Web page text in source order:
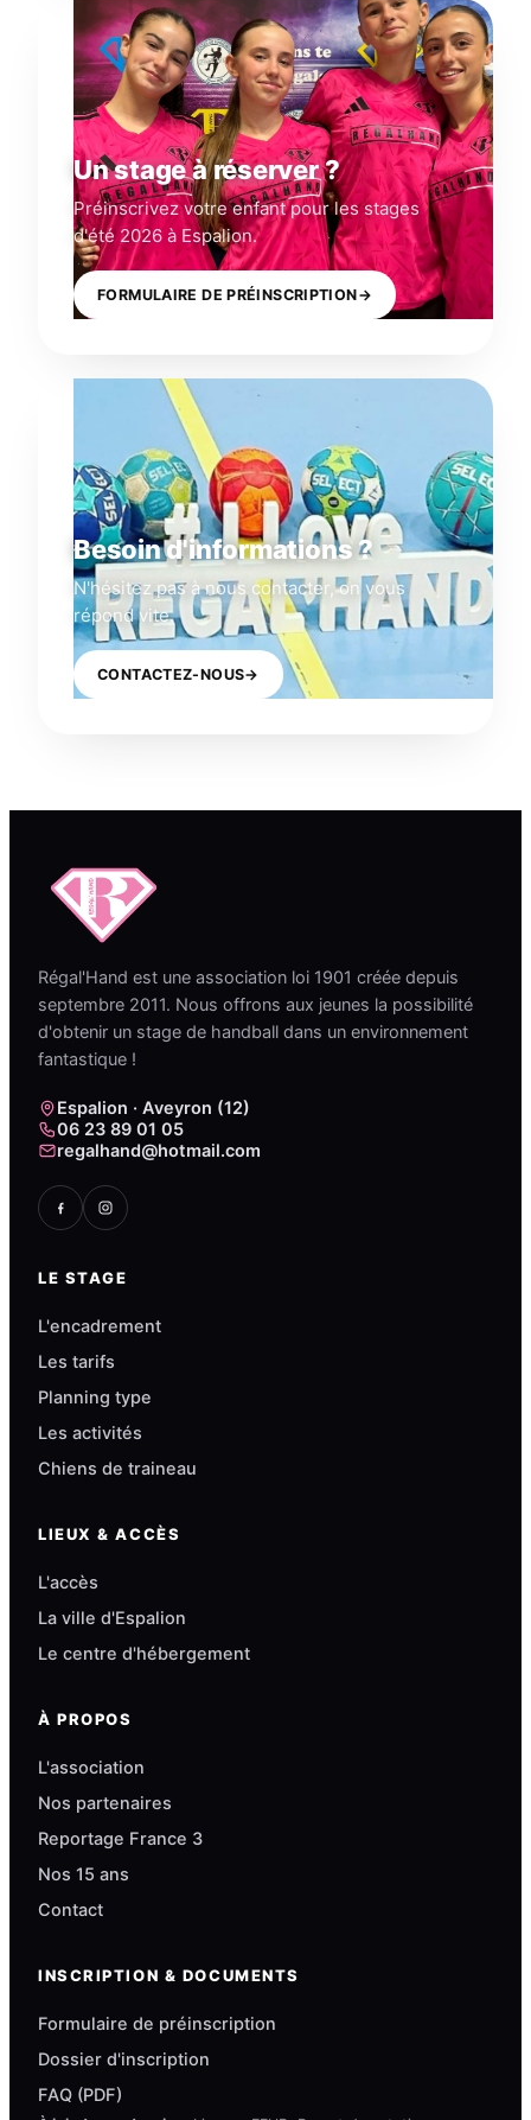
Un stage à réserver ?
Préinscrivez votre enfant pour les stages
d'été 2026 à Espalion.
FORMULAIRE DE PRÉINSCRIPTION→
Besoin d'informations ?
N'hésitez pas à nous contacter, on vous
répond vite.
CONTACTEZ-NOUS→
Régal'Hand est une association loi 1901 créée depuis
septembre 2011. Nous offrons aux jeunes la possibilité
d'obtenir un stage de handball dans un environnement
fantastique !
Espalion · Aveyron (12)
06 23 89 01 05
regalhand@hotmail.com
LE STAGE
L'encadrement
Les tarifs
Planning type
Les activités
Chiens de traineau
LIEUX & ACCÈS
L'accès
La ville d'Espalion
Le centre d'hébergement
À PROPOS
L'association
Nos partenaires
Reportage France 3
Nos 15 ans
Contact
INSCRIPTION & DOCUMENTS
Formulaire de préinscription
Dossier d'inscription
FAQ (PDF)